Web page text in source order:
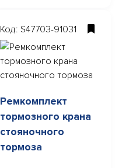
Код: S47703-91031
Ремкомплект
тормозного крана
стояночного
тормоза